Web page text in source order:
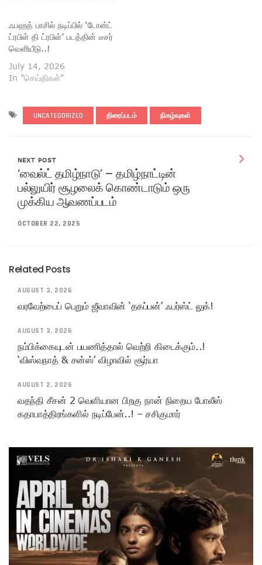
ஃபஹத் பாசில் நடிப்பில் ‘டோன்ட்
ட்ரபிள் தி ட்ரபிள்’ படத்தின் டீசர்
வெளியீடு..!
July 14, 2026
In "செய்திகள்"
UNCATEGORIZED திரைப்படம் நிகழ்வுகள்
NEXT POST
‘வைல்ட் தமிழ்நாடு’ – தமிழ்நாட்டின்
பல்லுயிர் சூழலைக் கொண்டாடும் ஒரு
முக்கிய ஆவணப்படம்
OCTOBER 22, 2025
Related Posts
AUGUST 3, 2026
வரவேற்பைப் பெறும் ஜீவாவின் ‘தகப்பன்’ ஃபர்ஸ்ட் லுக்!
AUGUST 3, 2026
நம்பிக்கையுடன் பயணித்தால் வெற்றி கிடைக்கும்..!
‘விஸ்வநாத் & சன்ஸ்’ விழாவில் சூர்யா
AUGUST 2, 2026
வதந்தி சீசன் 2 வெளியான பிறகு நான் நிறைய போலீஸ்
கதாபாத்திரங்களில் நடிப்பேன்..! – சசிகுமார்